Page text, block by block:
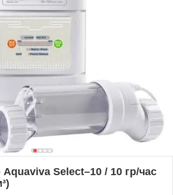
Select–10 / 10 гр/час